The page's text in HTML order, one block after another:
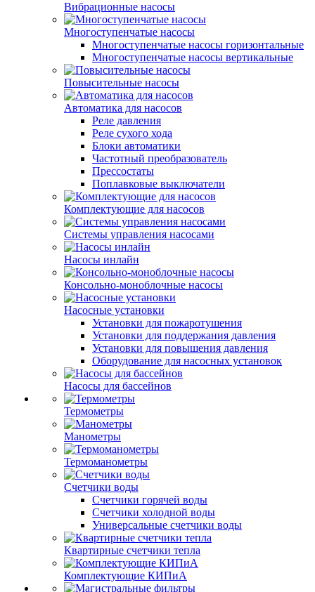
Вибрационные насосы
Многоступенчатые насосы
Многоступенчатые насосы горизонтальные
Многоступенчатые насосы вертикальные
Повысительные насосы
Автоматика для насосов
Реле давления
Реле сухого хода
Блоки автоматики
Частотный преобразователь
Прессостаты
Поплавковые выключатели
Комплектующие для насосов
Системы управления насосами
Насосы инлайн
Консольно-моноблочные насосы
Насосные установки
Установки для пожаротушения
Установки для поддержания давления
Установки для повышения давления
Оборудование для насосных установок
Насосы для бассейнов
Термометры
Манометры
Термоманометры
Счетчики воды
Счетчики горячей воды
Счетчики холодной воды
Универсальные счетчики воды
Квартирные счетчики тепла
Комплектующие КИПиА